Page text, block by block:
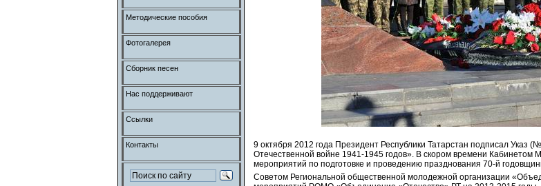
9 октября 2012 года Президент Республики Татарстан подписал
Отечественной войне 1941-1945 годов». В скором времени Кабинетом
мероприятий по подготовке и проведению празднования 70-й
Советом Региональной общественной молодежной организации
Методические пособия
Фотогалерея
Сборник песен
Нас поддерживают
Ссылки
Контакты